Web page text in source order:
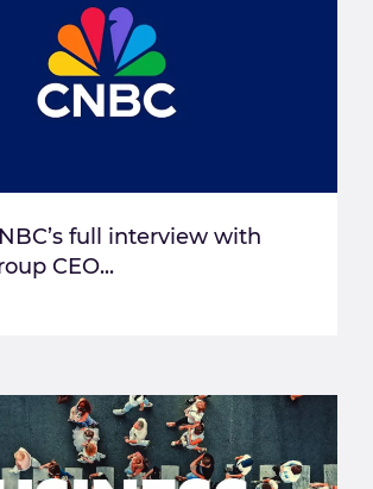
full interview with
CEO...